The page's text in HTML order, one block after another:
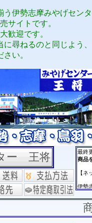
う伊勢志摩みやげセンタ
サイトです。
歓迎です。
尋ねるのと同じよう、
い。
ー 王将